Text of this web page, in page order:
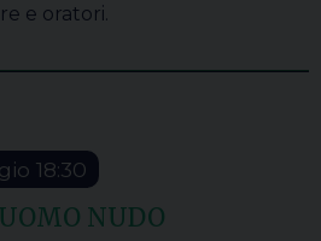
e oratori.
18:30
NUDO